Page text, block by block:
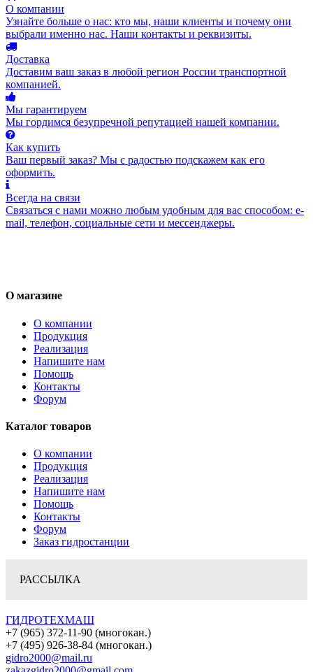
О компании
Узнайте больше о нас: кто мы, наши клиенты и почему они
выбрали именно нас. Наши контакты и реквизиты.
Доставка
Доставим ваш заказ в любой регион России транспортной
компанией.
Мы гарантируем
Мы гордимся безупречной репутацией нашей компании.
Как купить
Ваш первый заказ? Мы с радостью подскажем как его
оформить.
Всегда на связи
Связаться с нами можно любым удобным для вас способом: e-
mail, телефон, социальные сети и мессенджеры.
О магазине
О компании
Продукция
Реализация
Напишите нам
Помощь
Контакты
Форум
Каталог товаров
О компании
Продукция
Реализация
Напишите нам
Помощь
Контакты
Форум
Заказ гидростанции
РАССЫЛКА
ГИДРОТЕХМАШ
+7 (965) 372-11-90 (многокан.)
+7 (495) 926-38-84 (многокан.)
gidro2000@mail.ru